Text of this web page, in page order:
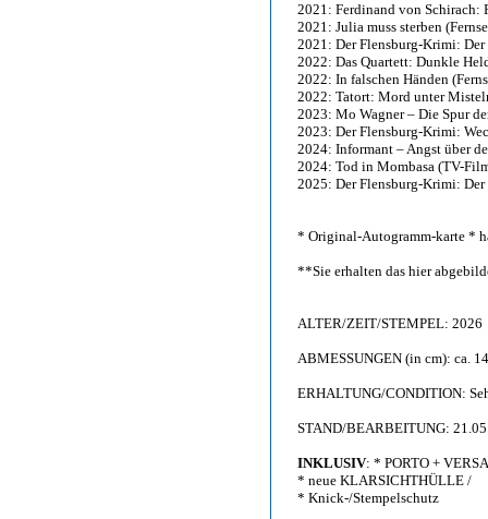
2021: Ferdinand von Schirach:
2021: Julia muss sterben
2021: Der Flensburg-Krimi: Der
2022: Das Quartett: Dunkle
2022: In falschen Händen
2022: Tatort: Mord unter
2023: Mo Wagner – Die Spur
2023: Der Flensburg-Krimi:
2024: Informant – Angst über
2024: Tod in Mombasa (TV-
2025: Der Flensburg-Krimi:
* Original-Autogramm-karte *
**Sie erhalten das hier
ALTER/ZEIT/STEMPEL: 2026
ABMESSUNGEN (in cm): ca.
ERHALTUNG/CONDITION:
STAND/BEARBEITUNG:
INKLUSIV: * PORTO +
* neue KLARSICHTHÜLLE /
* Knick-/Stempelschutz